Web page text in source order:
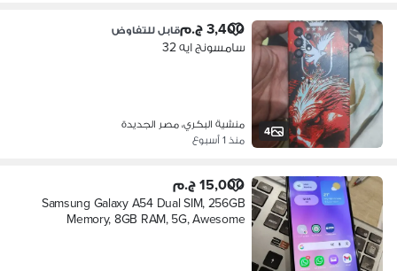
4
3,400 ج.م قابل للتفاوض
سامسونج ايه 32
منشية البكري، مصر الجديدة
منذ 1 أسبوع
15,000 ج.م
Samsung Galaxy A54 Dual SIM, 256GB
Memory, 8GB RAM, 5G, Awesome